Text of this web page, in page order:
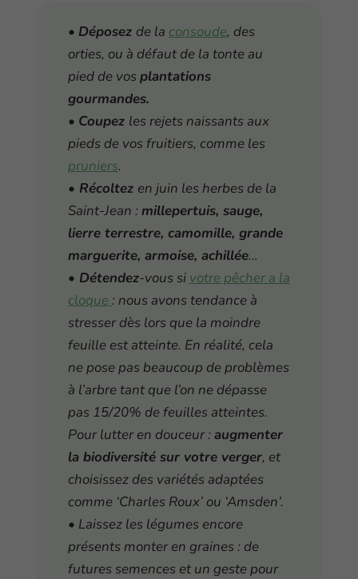
• Déposez de la consoude, des
orties, ou à défaut de la tonte au
pied de vos plantations
gourmandes.
• Coupez les rejets naissants aux
pieds de vos fruitiers, comme les
pruniers.
• Récoltez en juin les herbes de la
Saint-Jean :millepertuis, sauge,
lierre terrestre, camomille, grande
marguerite, armoise, achillée…
• Détendez-vous si votre pêcher a la
cloque : nous avons tendance à
stresser dès lors que la moindre
feuille est atteinte. En réalité, cela
ne pose pas beaucoup de problèmes
à l’arbre tant que l’on ne dépasse
pas 15/20% de feuilles atteintes.
Pour lutter en douceur :augmenter
la biodiversité sur votre verger, et
choisissez des variétés adaptées
comme ‘Charles Roux’ ou ‘Amsden’.
• Laissez les légumes encore
présents monter en graines : de
futures semences et un geste pour